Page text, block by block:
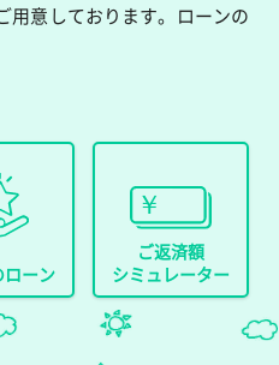
用意しております。ローンの
ローン
ご返済額
シミュレーター